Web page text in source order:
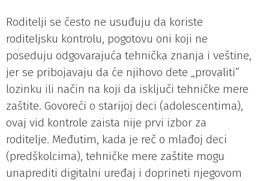
Roditelji se često ne usuđuju da koriste
roditeljsku kontrolu, pogotovu oni koji ne
poseduju odgovarajuća tehnička znanja i veštine,
jer se pribojavaju da će njihovo dete „provaliti”
lozinku ili način na koji da isključi tehničke mere
zaštite. Govoreći o starijoj deci (adolescentima),
ovaj vid kontrole zaista nije prvi izbor za
roditelje. Međutim, kada je reč o mlađoj deci
(predškolcima), tehničke mere zaštite mogu
unaprediti digitalni uređaj i doprineti njegovom